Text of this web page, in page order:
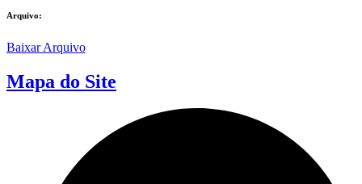
Arquivo:
Baixar Arquivo
Mapa do Site